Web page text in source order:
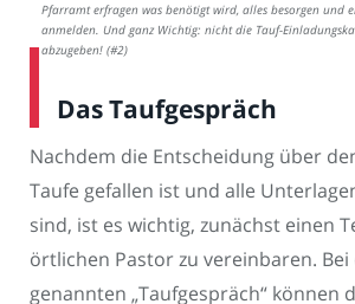
Pfarramt erfragen was benötigt wird, alles besorgen und
anmelden. Und ganz Wichtig: nicht die Tauf-
abzugeben! (#2)
Das Taufgespräch
Nachdem die Entscheidung über
Taufe gefallen ist und alle
sind, ist es wichtig, zunächst einen
örtlichen Pastor zu vereinbaren. Bei
genannten „Taufgespräch“ können